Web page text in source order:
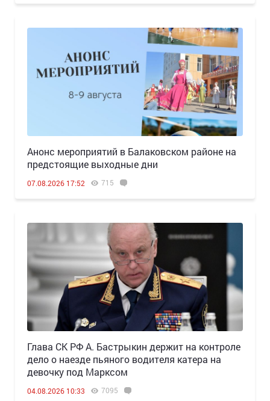
Анонс мероприятий в Балаковском районе на
предстоящие выходные дни
07.08.2026 17:52 715
Глава СК РФ А. Бастрыкин держит на контроле
дело о наезде пьяного водителя катера на
девочку под Марксом
04.08.2026 10:33 7095